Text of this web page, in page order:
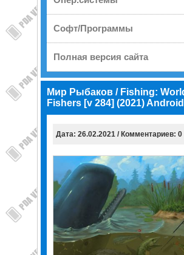
Софт/Программы
Полная версия сайта
Мир Рыбаков / Fishing:
Fishers [v 284] (2021) Android
Дата: 26.02.2021 / Комментариев: 0